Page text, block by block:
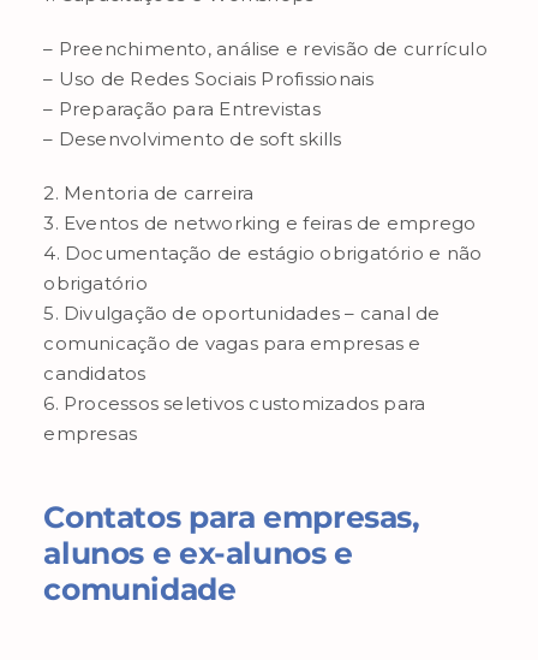
– Preenchimento, análise e revisão de currículo
– Uso de Redes Sociais Profissionais
– Preparação para Entrevistas
– Desenvolvimento de soft skills
2. Mentoria de carreira
3. Eventos de networking e feiras de emprego
4. Documentação de estágio obrigatório e não
obrigatório
5. Divulgação de oportunidades – canal de
comunicação de vagas para empresas e
candidatos
6. Processos seletivos customizados para
empresas
Contatos para empresas,
alunos e ex-alunos e
comunidade